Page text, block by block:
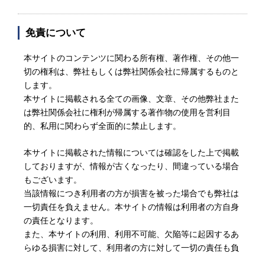
免責について
本サイトのコンテンツに関わる所有権、著作権、その他一
切の権利は、弊社もしくは弊社関係会社に帰属するものと
します。
本サイトに掲載される全ての画像、文章、その他弊社また
は弊社関係会社に権利が帰属する著作物の使用を営利目
的、私用に関わらず全面的に禁止します。
本サイトに掲載された情報については確認をした上で掲載
しておりますが、情報が古くなったり、間違っている場合
もございます。
当該情報につき利用者の方が損害を被った場合でも弊社は
一切責任を負えません。本サイトの情報は利用者の方自身
の責任となります。
また、本サイトの利用、利用不可能、欠陥等に起因するあ
らゆる損害に対して、利用者の方に対して一切の責任も負